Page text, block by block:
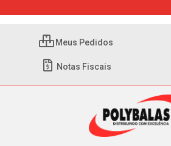
Meus Pedidos
Notas Fiscais